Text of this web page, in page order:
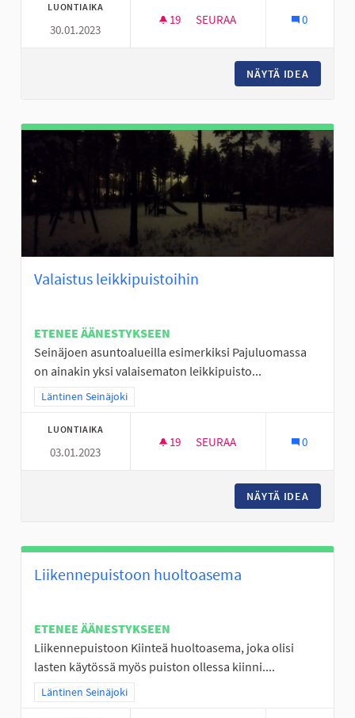
LUONTIAIKA
30.01.2023
19 19 SEURAAJAA
SEURAA 0
NÄYTÄ IDEA
Valaistus leikkipuistoihin
ETENEE ÄÄNESTYKSEEN
Seinäjoen asuntoalueilla esimerkiksi Pajuluomassa
on ainakin yksi valaisematon leikkipuisto...
Rajaa tulokset teeman mukaan: Läntinen Seinäjoki
Läntinen Seinäjoki
LUONTIAIKA
03.01.2023
19 19 SEURAAJAA
SEURAA 0
NÄYTÄ IDEA
Liikennepuistoon huoltoasema
ETENEE ÄÄNESTYKSEEN
Liikennepuistoon Kiinteä huoltoasema, joka olisi
lasten käytössä myös puiston ollessa kiinni....
Rajaa tulokset teeman mukaan: Läntinen Seinäjoki
Läntinen Seinäjoki